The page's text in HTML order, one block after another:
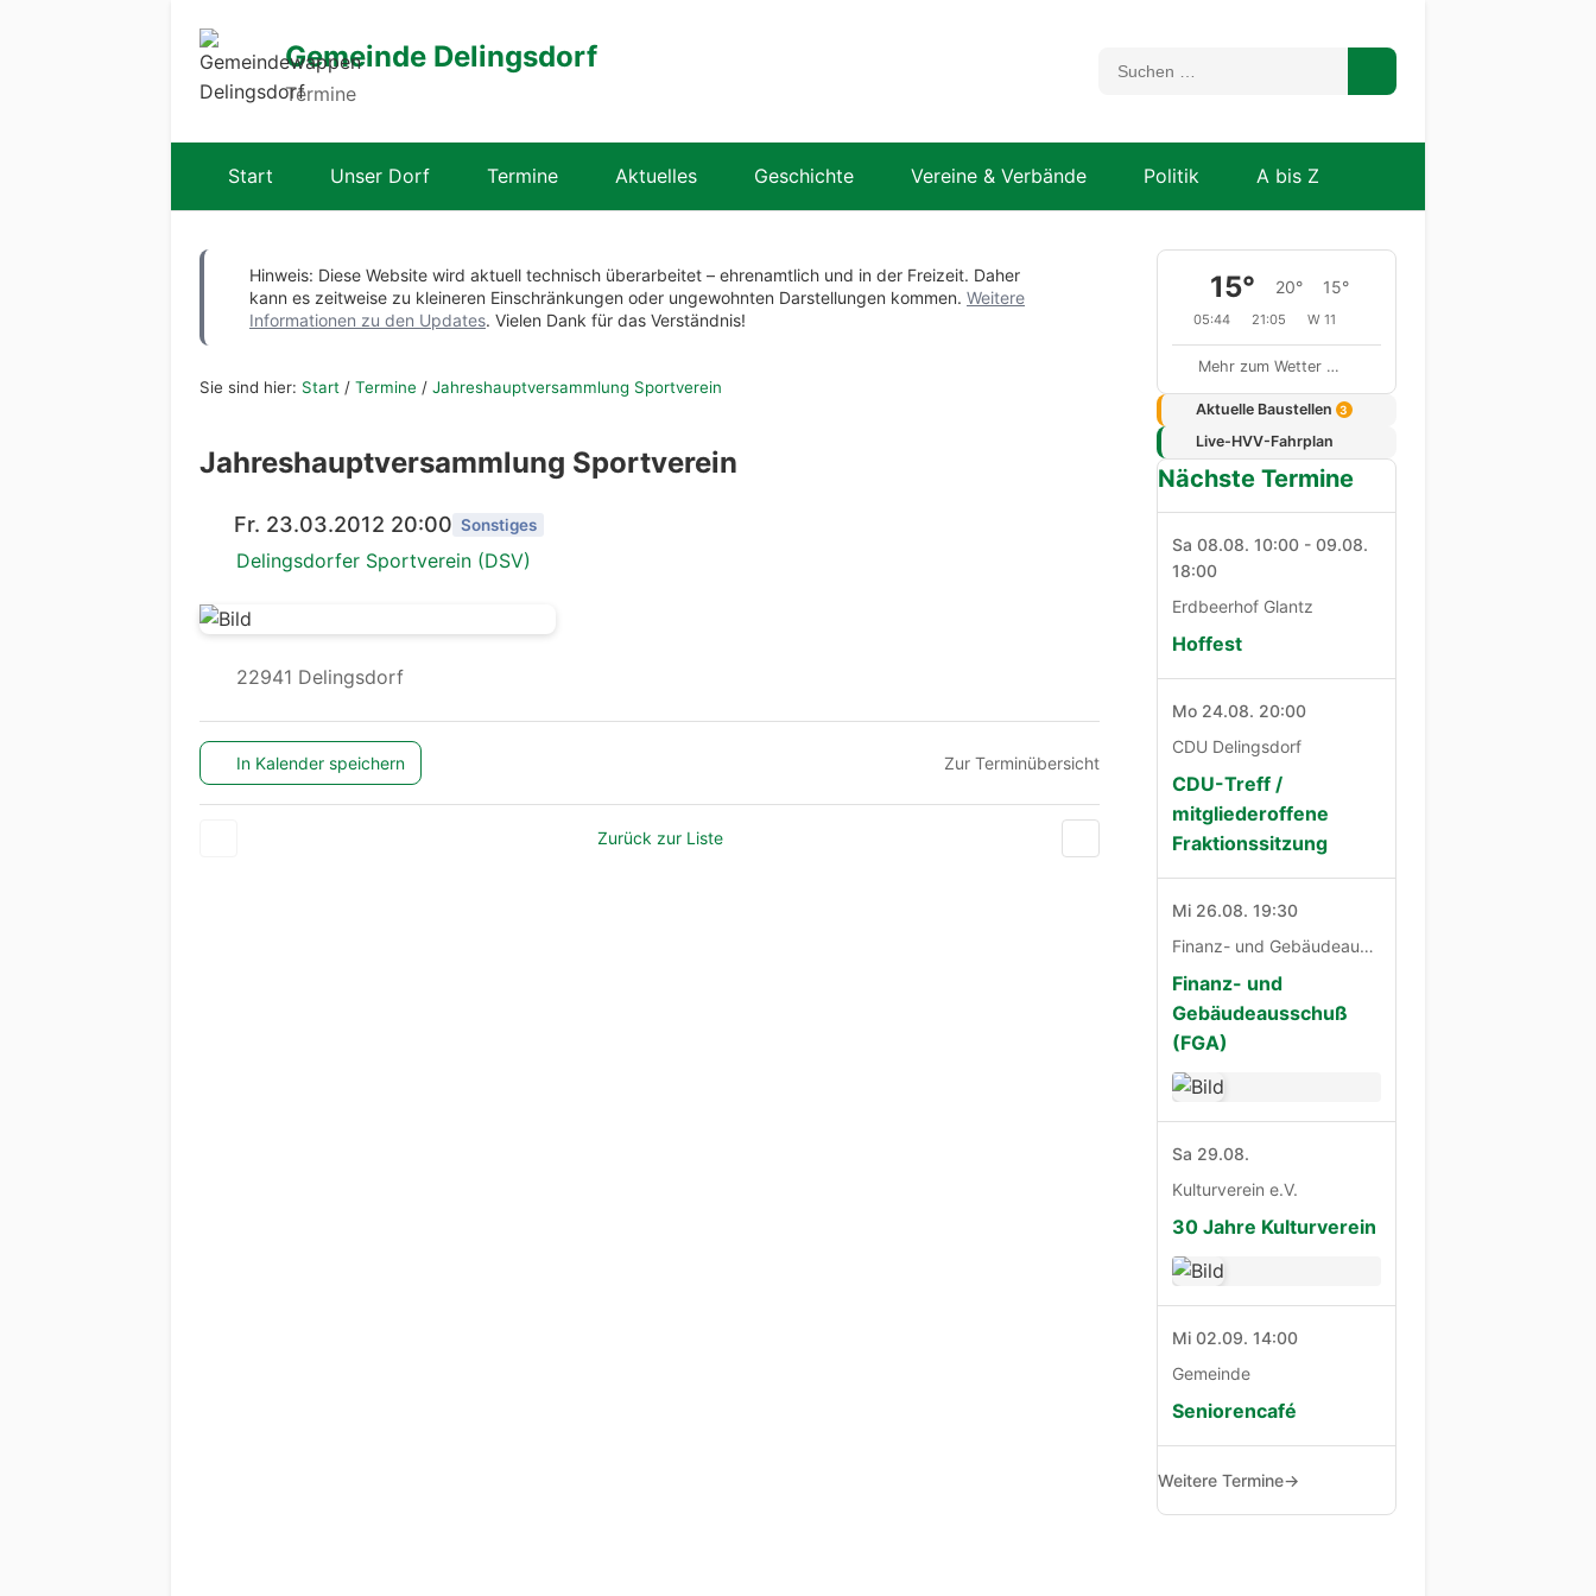
Gemeinde Delingsdorf
Termine
Start Unser Dorf Termine Aktuelles Geschichte Vereine & Verbände Politik A bis Z
Hinweis: Diese Website wird aktuell technisch überarbeitet – ehrenamtlich und in der Freizeit. Daher
kann es zeitweise zu kleineren Einschränkungen oder ungewohnten Darstellungen kommen. Weitere
Informationen zu den Updates. Vielen Dank für das Verständnis!
Sie sind hier: Start / Termine / Jahreshauptversammlung Sportverein
Jahreshauptversammlung Sportverein
Fr. 23.03.2012 20:00 Sonstiges
Delingsdorfer Sportverein (DSV)
22941 Delingsdorf
In Kalender speichern Zur Terminübersicht
Zurück zur Liste
15° 20° 15°
05:44 21:05 W 11
Mehr zum Wetter …
Aktuelle Baustellen 3
Live-HVV-Fahrplan
Nächste Termine
Sa 08.08. 10:00 - 09.08.
18:00
Erdbeerhof Glantz
Hoffest
Mo 24.08. 20:00
CDU Delingsdorf
CDU-Treff /
mitgliederoffene
Fraktionssitzung
Mi 26.08. 19:30
Finanz- und Gebäudeausschuß
Finanz- und
Gebäudeausschuß
(FGA)
Sa 29.08.
Kulturverein e.V.
30 Jahre Kulturverein
Mi 02.09. 14:00
Gemeinde
Seniorencafé
Weitere Termine→